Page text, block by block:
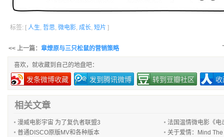
标签: [ 人生, 哲思, 微电影, 成长, 短片 ]
<< 上一篇： 章燎原与三只松鼠的营销策略
喜欢，就收藏到自己的地盘吧：
发条微博收藏 发到腾讯微博 转到豆瓣社区
相关文章
漫威电影宇宙 为了复仇者联盟3
法国温情微电影《
普通DISCO原版MV和各种版本
关于爱情：Mind